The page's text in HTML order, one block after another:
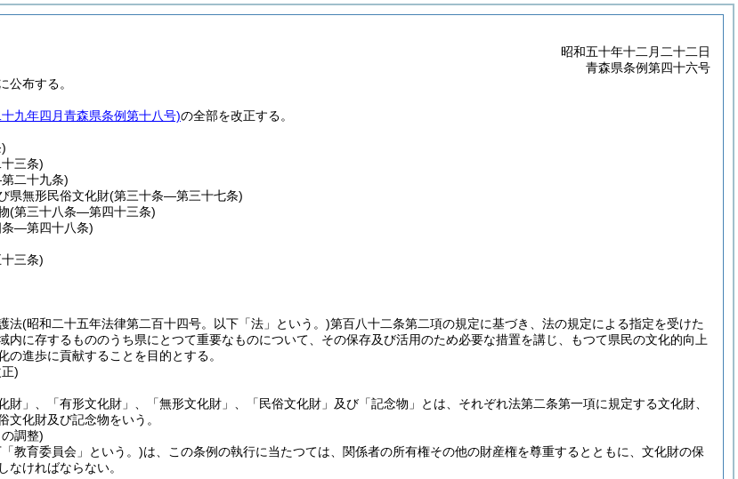
昭和五十年十二月二十二日
青森県条例第四十六号
公布する。
九年四月青森県条例第十八号)の全部を改正する。
三条)
二十九条)
県無形民俗文化財(第三十条―第三十七条)
(第三十八条―第四十三条)
条―第四十八条)
三条)
法(昭和二十五年法律第二百十四号。以下「法」という。)第百八十二条第二項の規定に基づき、法の規定による指定を受けた
内に存するもののうち県にとつて重要なものについて、その保存及び活用のため必要な措置を講じ、もつて県民の文化的向上
の進歩に貢献することを目的とする。
)
財」、「有形文化財」、「無形文化財」、「民俗文化財」及び「記念物」とは、それぞれ法第二条第一項に規定する文化財、
文化財及び記念物をいう。
調整)
教育委員会」という。)は、この条例の執行に当たつては、関係者の所有権その他の財産権を尊重するとともに、文化財の保
なければならない。